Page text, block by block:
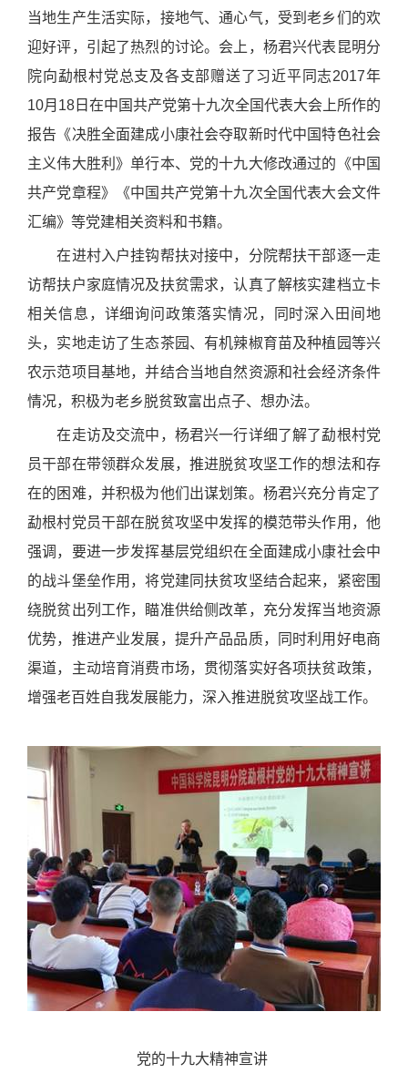
当地生产生活实际，接地气、通心气，受到老乡们的欢
迎好评，引起了热烈的讨论。会上，杨君兴代表昆明分
院向勐根村党总支及各支部赠送了习近平同志2017年
10月 18 日在中国共产党第十九次全国代表大会上所作的
报告《决胜全面建成小康社会夺取新时代中国特色社会
主义伟大胜利》单行本、党的十九大修改通过的《中国
共产党章程》《中国共产党第十九次全国代表大会文件
汇编》等党建相关资料和书籍。
在进村入户挂钩帮扶对接中，分院帮扶干部逐一走
访帮扶户家庭情况及扶贫需求，认真了解核实建档立卡
相关信息，详细询问政策落实情况，同时深入田间地
头，实地走访了生态茶园、有机辣椒育苗及种植园等兴
农示范项目基地，并结合当地自然资源和社会经济条件
情况，积极为老乡脱贫致富出点子、想办法。
在走访及交流中，杨君兴一行详细了解了勐根村党
员干部在带领群众发展，推进脱贫攻坚工作的想法和存
在的困难，并积极为他们出谋划策。杨君兴充分肯定了
勐根村党员干部在脱贫攻坚中发挥的模范带头作用，他
强调，要进一步发挥基层党组织在全面建成小康社会中
的战斗堡垒作用，将党建同扶贫攻坚结合起来，紧密围
绕脱贫出列工作，瞄准供给侧改革，充分发挥当地资源
优势，推进产业发展，提升产品品质，同时利用好电商
渠道，主动培育消费市场，贯彻落实好各项扶贫政策，
增强老百姓自我发展能力，深入推进脱贫攻坚战工作。
党的十九大精神宣讲